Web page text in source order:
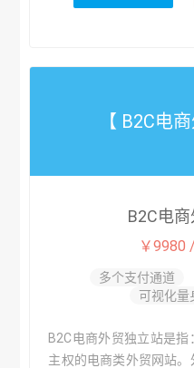
【 B2C电
B2C电
￥9980
多个支付通道
可视化量
B2C电商外贸独立站是
主权的电商类外贸网站